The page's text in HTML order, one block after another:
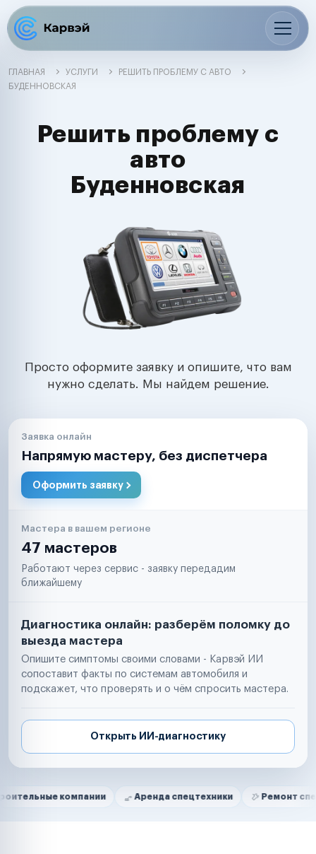
ГЛАВНАЯ УСЛУГИ
РЕШИТЬ ПРОБЛЕМУ С АВТО
БУДЕННОВСКАЯ
Решить проблему с
авто
Буденновская
Просто оформите заявку и опишите, что вам
нужно сделать. Мы найдем решение.
Заявка онлайн
Напрямую мастеру, без диспетчера
Оформить заявку
Мастера в вашем регионе
47 мастеров
Работают через сервис - заявку передадим
ближайшему
Диагностика онлайн: разберём поломку до
выезда мастера
Опишите симптомы своими словами - Карвэй ИИ
сопоставит факты по системам автомобиля и
подскажет, что проверять и о чём спросить мастера.
Открыть ИИ-диагностику
Нам доверяют
компании Аренда спецтехники Ремонт спецтехники
Маркетплейсы